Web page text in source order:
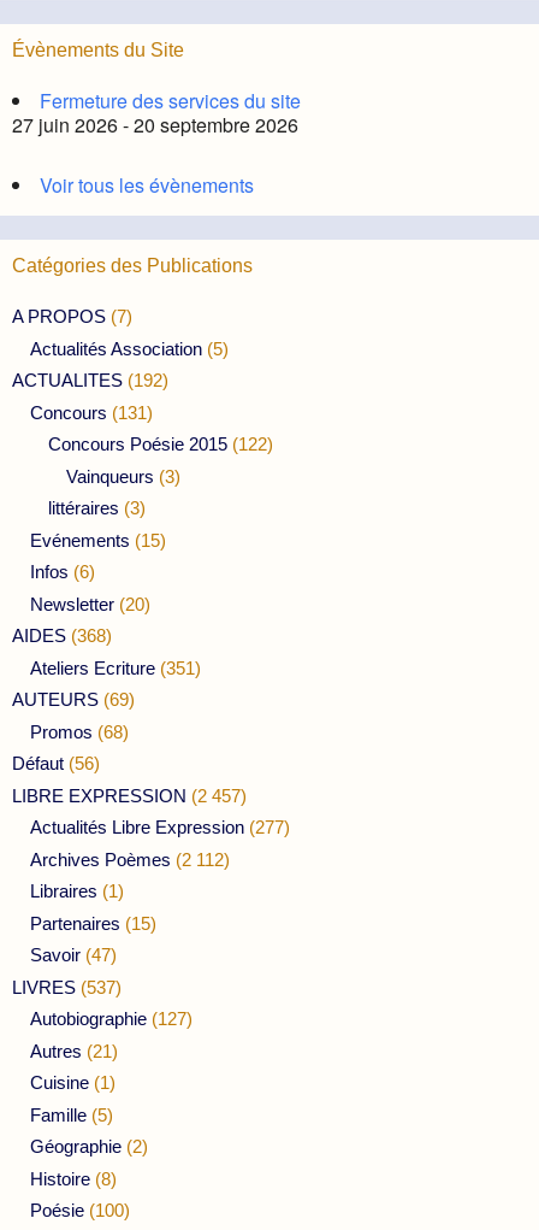
Évènements du Site
Fermeture des services du site
27 juin 2026 - 20 septembre 2026
Voir tous les évènements
Catégories des Publications
A PROPOS (7)
Actualités Association (5)
ACTUALITES (192)
Concours (131)
Concours Poésie 2015 (122)
Vainqueurs (3)
littéraires (3)
Evénements (15)
Infos (6)
Newsletter (20)
AIDES (368)
Ateliers Ecriture (351)
AUTEURS (69)
Promos (68)
Défaut (56)
LIBRE EXPRESSION (2 457)
Actualités Libre Expression (277)
Archives Poèmes (2 112)
Libraires (1)
Partenaires (15)
Savoir (47)
LIVRES (537)
Autobiographie (127)
Autres (21)
Cuisine (1)
Famille (5)
Géographie (2)
Histoire (8)
Poésie (100)